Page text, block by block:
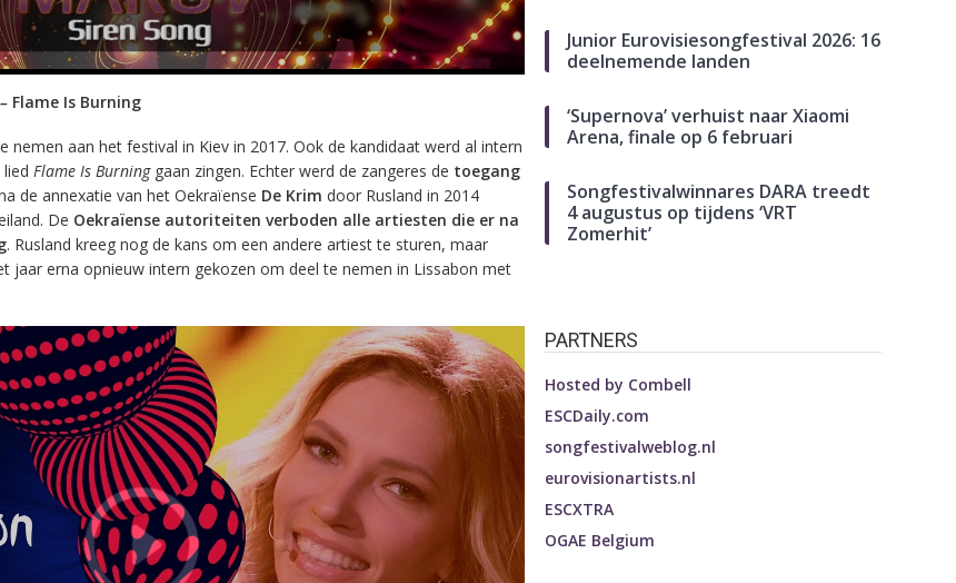
Flame Is Burning
nemen aan het festival in Kiev in 2017. Ook de kandidaat werd al intern
Flame Is Burning gaan zingen. Echter werd de zangeres de toegang
de annexatie van het Oekraïense De Krim door Rusland in 2014
De Oekraïense autoriteiten verboden alle artiesten die er na
. Rusland kreeg nog de kans om een andere artiest te sturen, maar
jaar erna opnieuw intern gekozen om deel te nemen in Lissabon met
Junior Eurovisiesongfestival 2026: 16
deelnemende landen
‘Supernova’ verhuist naar Xiaomi
Arena, finale op 6 februari
Songfestivalwinnares DARA treedt
4 augustus op tijdens ‘VRT
Zomerhit’
PARTNERS
Hosted by Combell
ESCDaily.com
songfestivalweblog.nl
eurovisionartists.nl
ESCXTRA
OGAE Belgium